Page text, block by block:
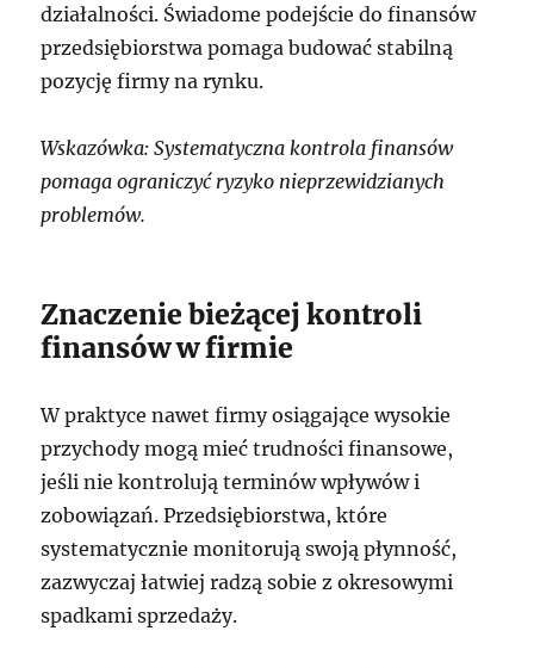
działalności. Świadome podejście do finansów
przedsiębiorstwa pomaga budować stabilną
pozycję firmy na rynku.
Wskazówka: Systematyczna kontrola finansów
pomaga ograniczyć ryzyko nieprzewidzianych
problemów.
Znaczenie bieżącej kontroli
finansów w firmie
W praktyce nawet firmy osiągające wysokie
przychody mogą mieć trudności finansowe,
jeśli nie kontrolują terminów wpływów i
zobowiązań. Przedsiębiorstwa, które
systematycznie monitorują swoją płynność,
zazwyczaj łatwiej radzą sobie z okresowymi
spadkami sprzedaży.